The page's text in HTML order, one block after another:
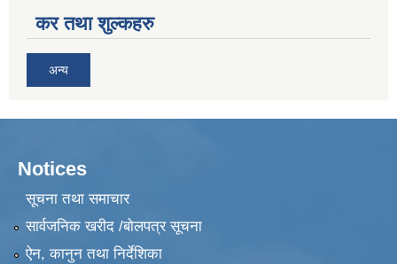
कर तथा शुल्कहरु
अन्य
Notices
सूचना तथा समाचार
सार्वजनिक खरीद /बोलपत्र सूचना
ऐन, कानुन तथा निर्देशिका